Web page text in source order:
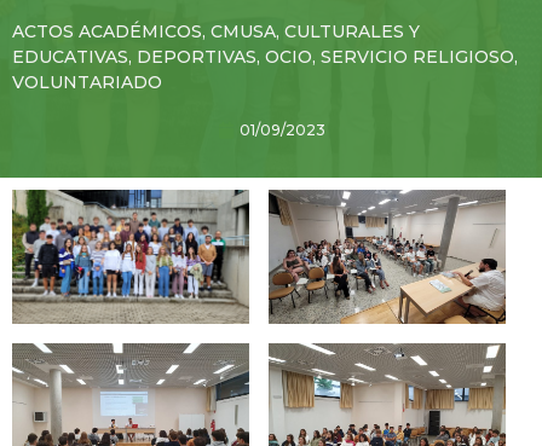
ACTOS ACADÉMICOS, CMUSA, CULTURALES Y
EDUCATIVAS, DEPORTIVAS, OCIO, SERVICIO RELIGIOSO,
VOLUNTARIADO
01/09/2023